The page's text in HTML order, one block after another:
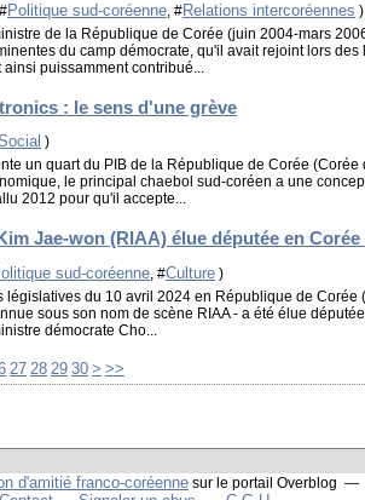
Politique sud-coréenne, #Relations intercoréennes )
de la République de Corée (juin 2004-mars
du camp démocrate, qu'il avait rejoint lors
ainsi puissamment contribué...
: le sens d'une grève
)
un quart du PIB de la République de Corée (Corée
le principal chaebol sud-coréen a une
2012 pour qu'il accepte...
Jae-won (RIAA) élue députée en
sud-coréenne , #Culture )
législatives du 10 avril 2024 en République de Corée
sous son nom de scène RIAA - a été élue
démocrate Cho...
27 28 29 30 40
50
60
70
80
90
> >>
d'amitié franco-coréenne sur le portail Overblog